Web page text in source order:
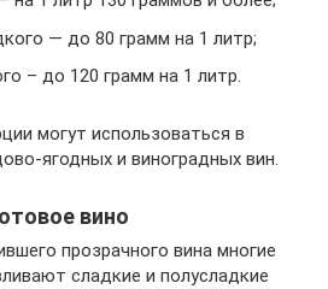
— до 80 грамм на 1 литр;
– до 120 грамм на 1 литр.
могут использоваться в
ягодных и виноградных вин.
вино
прозрачного вина многие
сладкие и полусладкие